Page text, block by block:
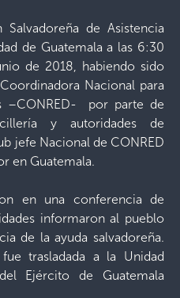
de Asistencia
de Guatemala a las 6:30
de 2018, habiendo sido
Nacional para
–CONRED- por parte de
y autoridades de
jefe Nacional de CONRED
en Guatemala.
en una conferencia de
informaron al pueblo
de la ayuda salvadoreña.
trasladada a la Unidad
Ejército de Guatemala